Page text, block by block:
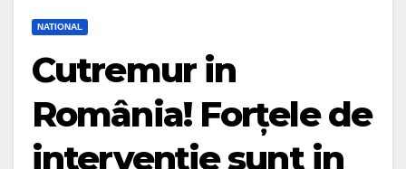
NATIONAL
Cutremur in
România! Forțele de
intervenție sunt in